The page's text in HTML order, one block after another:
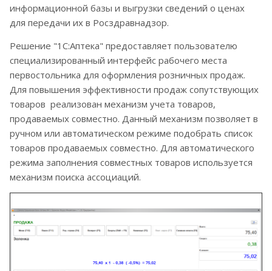
информационной базы и выгрузки сведений о ценах
для передачи их в Росздравнадзор.
Решение "1С:Аптека" предоставляет пользователю
специализированный интерфейс рабочего места
первостольника для оформления розничных продаж.
Для повышения эффективности продаж сопутствующих
товаров реализован механизм учета товаров,
продаваемых совместно. Данный механизм позволяет в
ручном или автоматическом режиме подобрать список
товаров продаваемых совместно. Для автоматического
режима заполнения совместных товаров используется
механизм поиска ассоциаций.